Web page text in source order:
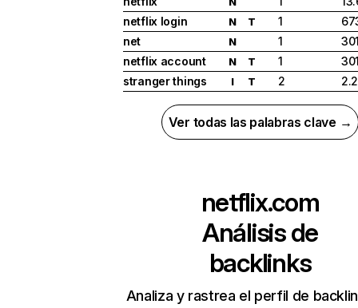
netflix login
N T 1
net
N 1
netflix account
N T 1
stranger things
I T 2
Ver todas las palabras clave →
netflix.com
Análisis de
backlinks
Analiza y rastrea el perfil de